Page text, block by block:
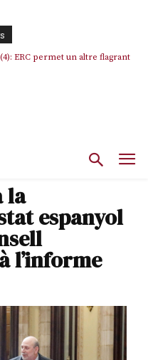
ERC permet un altre flagrant
a Junts d’Oriol Junqueras
la
espanyol
l’informe